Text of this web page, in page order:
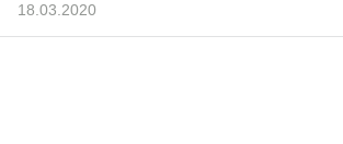
18.03.2020